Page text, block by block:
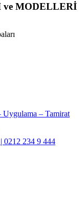
ve MODELLERİ
Uygulama – Tamirat
0212 234 9 444